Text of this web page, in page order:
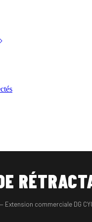
Extension commerciale DG